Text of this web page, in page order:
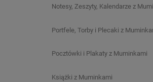
Notesy, Zeszyty, Kalendarze z
Portfele, Torby i Plecaki z
Pocztówki i Plakaty z Muminkami
Książki z Muminkami